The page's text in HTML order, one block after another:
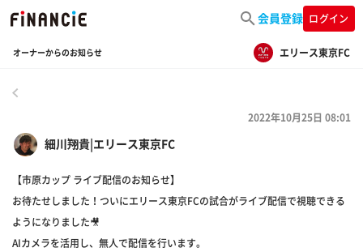
会員登録 ログイン
オーナーからのお知らせ エリース東京FC
細川翔貴|エリース東京FC
2022年10月25日 08:01
【市原カップ ライブ配信のお知らせ】
お待たせしました！ついにエリース東京FCの試合がライブ配信で視聴できる
ようになりました🎥
AIカメラを活用し、無人で配信を行います。